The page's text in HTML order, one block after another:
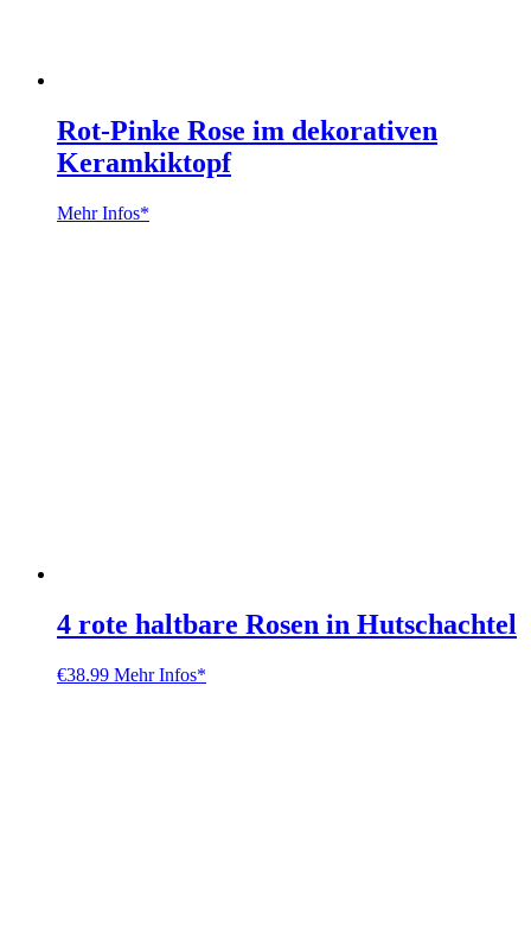
Rot-Pinke Rose im dekorativen
Keramkiktopf
Mehr Infos*
4 rote haltbare Rosen in Hutschachtel
€38.99 Mehr Infos*